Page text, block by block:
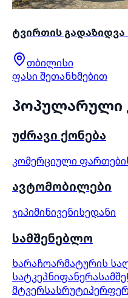
ტვირთის
თბილისი
ფასი შეთანხმებით
პოპულარული
უძრავი ქონება
კომერციული ფართები
ავტომობილები
ჯიპიმინივენისედანი
სამშენებლო
ხარაჩოარმატურის
სატკეპნიფანერა
მტვერსასრუტი